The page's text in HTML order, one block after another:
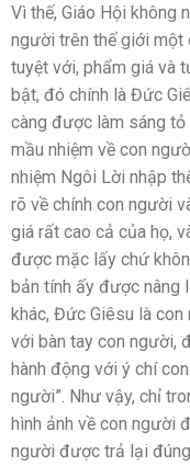
Vì thế, Giáo Hội không
người trên thế giới một
tuyệt với, phẩm giá và
bật, đó chính là Đức
càng được làm sáng tỏ
mầu nhiệm về con
nhiệm Ngôi Lời nhập
rõ về chính con người
giá rất cao cả của họ,
được mặc lấy chứ
bản tính ấy được nâng
khác, Đức Giêsu là
với bàn tay con người,
hành động với ý chí
người”. Như vậy, chỉ
hình ảnh về con người
người được trả lại